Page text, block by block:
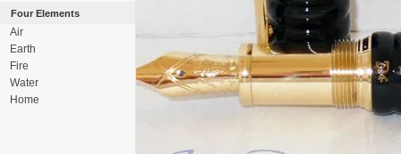
Four Elements
Air
Earth
Fire
Water
Home